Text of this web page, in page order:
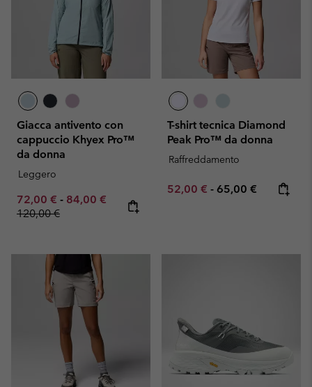
Giacca antivento con
cappuccio Khyex Pro™
da donna
Leggero
Minimum sale price:
72,00 € - Maximum sale price:
84,00 € Regular price:
120,00 €
T-shirt tecnica Diamond
Peak Pro™ da donna
Raffreddamento
Minimum sale price:
52,00 € - Maximum price:
65,00 €